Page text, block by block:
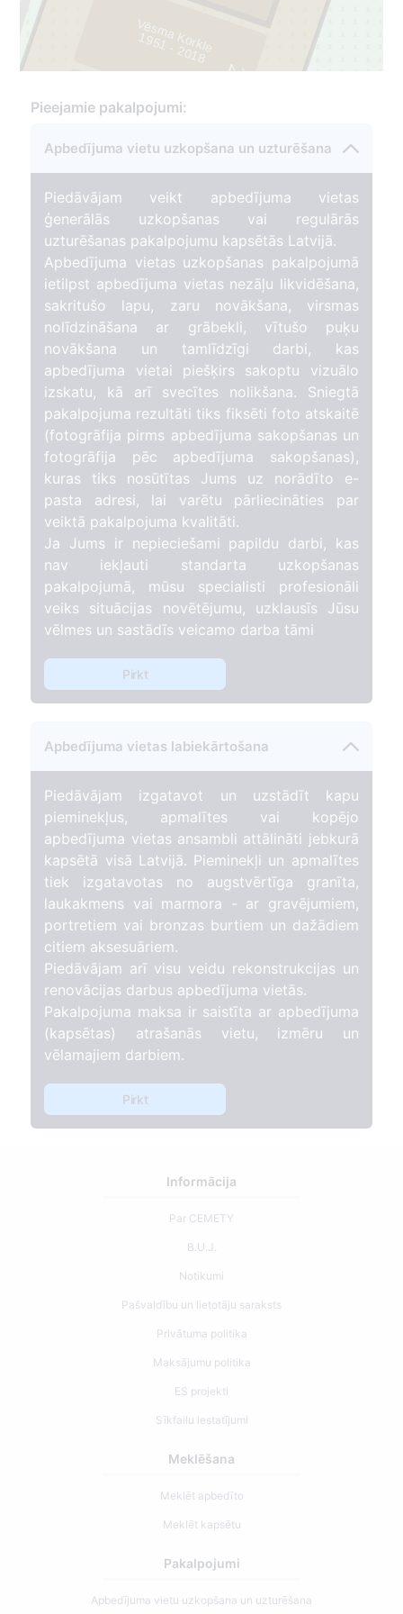
251
2
3
Vēsma Korkle
1951- 201
8
Pieejamie pakalpojumi:
Apbedījuma vietu uzkopšana un uzturēšana
Piedāvājam veikt apbedījuma vietas
ģenerālās uzkopšanas vai regulārās
uzturēšanas pakalpojumu kapsētās Latvijā.
Apbedījuma vietas uzkopšanas pakalpojumā
ietilpst apbedījuma vietas nezāļu likvidēšana,
sakritušo lapu, zaru novākšana, virsmas
nolīdzināšana ar grābekli, vītušo puķu
novākšana un tamlīdzīgi darbi, kas
apbedījuma vietai piešķirs sakoptu vizuālo
izskatu, kā arī svecītes nolikšana. Sniegtā
pakalpojuma rezultāti tiks fiksēti foto atskaitē
(fotogrāfija pirms apbedījuma sakopšanas un
fotogrāfija pēc apbedījuma sakopšanas),
kuras tiks nosūtītas Jums uz norādīto e-
pasta adresi, lai varētu pārliecināties par
veiktā pakalpojuma kvalitāti.
Ja Jums ir nepieciešami papildu darbi, kas
nav iekļauti standarta uzkopšanas
pakalpojumā, mūsu specialisti profesionāli
veiks situācijas novētējumu, uzklausīs Jūsu
vēlmes un sastādīs veicamo darba tāmi
Pirkt
Apbedījuma vietas labiekārtošana
Piedāvājam izgatavot un uzstādīt kapu
pieminekļus, apmalītes vai kopējo
apbedījuma vietas ansambli attālināti jebkurā
kapsētā visā Latvijā. Pieminekļi un apmalītes
tiek izgatavotas no augstvērtīga granīta,
laukakmens vai marmora - ar gravējumiem,
portretiem vai bronzas burtiem un dažādiem
citiem aksesuāriem.
Piedāvājam arī visu veidu rekonstrukcijas un
renovācijas darbus apbedījuma vietās.
Pakalpojuma maksa ir saistīta ar apbedījuma
(kapsētas) atrašanās vietu, izmēru un
vēlamajiem darbiem.
Pirkt
Informācija
Par CEMETY
B.U.J.
Notikumi
Pašvaldību un lietotāju saraksts
Privātuma politika
Maksājumu politika
ES projekti
Sīkfailu iestatījumi
Meklēšana
Meklēt apbedīto
Meklēt kapsētu
Pakalpojumi
Apbedījuma vietu uzkopšana un uzturēšana